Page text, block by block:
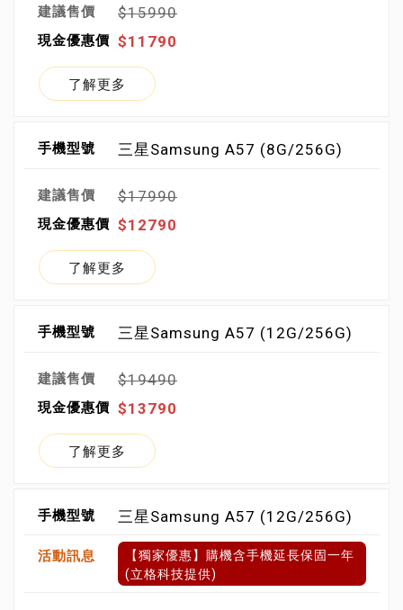
$15990
$11790
了解更多
三星Samsung A57 (8G/256G)
$17990
$12790
了解更多
三星Samsung A57 (12G/256G)
$19490
$13790
了解更多
三星Samsung A57 (12G/256G)
【獨家優惠】購機含手機延長保固一年
(立格科技提供)